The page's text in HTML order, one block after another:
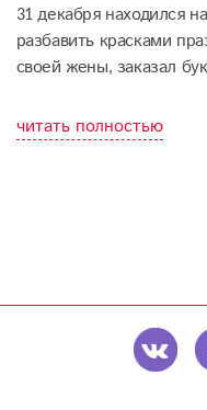
31 декабря находился
разбавить красками
своей жены, заказал
Спасибо вам за эту
работу!
читать полностью